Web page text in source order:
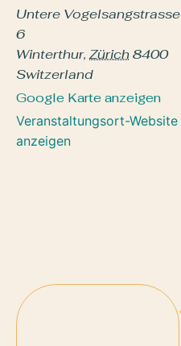
Untere Vogelsangstrasse
6
Winterthur, Zürich8400
Switzerland
Google Karte anzeigen
Veranstaltungsort-Website
anzeigen